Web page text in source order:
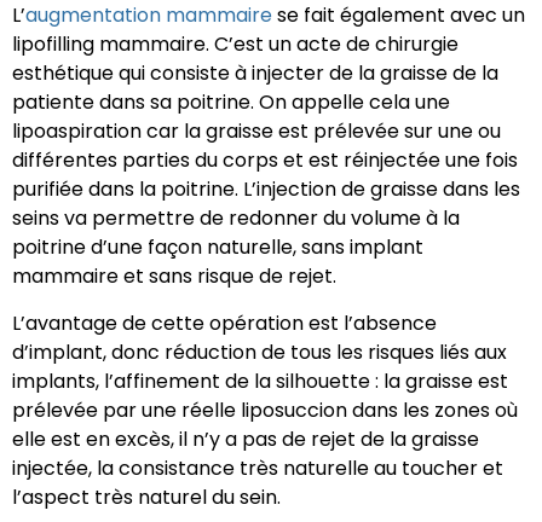
L’augmentation mammairese fait également avec un
lipofilling mammaire. C’est un acte de chirurgie
esthétique qui consiste à injecter de la graisse de la
patiente dans sa poitrine. On appelle cela une
lipoaspiration car la graisse est prélevée sur une ou
différentes parties du corps et est réinjectée une fois
purifiée dans la poitrine. L’injection de graisse dans les
seins va permettre de redonner du volume à la
poitrine d’une façon naturelle, sans implant
mammaire et sans risque de rejet.
L’avantage de cette opération est l’absence
d’implant, donc réduction de tous les risques liés aux
implants, l’affinement de la silhouette : la graisse est
prélevée par une réelle liposuccion dans les zones où
elle est en excès, il n’y a pas de rejet de la graisse
injectée, la consistance très naturelle au toucher et
l’aspect très naturel du sein.